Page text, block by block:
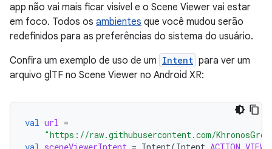
app não vai mais ficar visível e o Scene Viewer vai estar
em foco. Todos os ambientes que você mudou serão
redefinidos para as preferências do sistema do usuário.
Confira um exemplo de uso de um Intent para ver um
arquivo glTF no Scene Viewer no Android XR:
val url =
"https://raw.githubusercontent.com/